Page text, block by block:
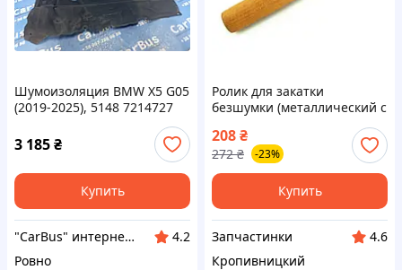
Шумоизоляция BMW X5 G05
(2019-2025), 5148 7214727
3 185₴
Купить
"CarBus" интернет-магазин запчастей
4.2
Ровно
Ролик для закатки
безшумки (металлический с
деревяной ручкой) узкий
(пр-во Украина) ПИР 51861
208₴
272 ₴ -23%
Купить
Запчастинки
4.6
Кропивницкий